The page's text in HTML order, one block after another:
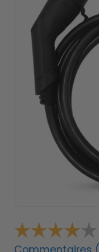
média
1
dans